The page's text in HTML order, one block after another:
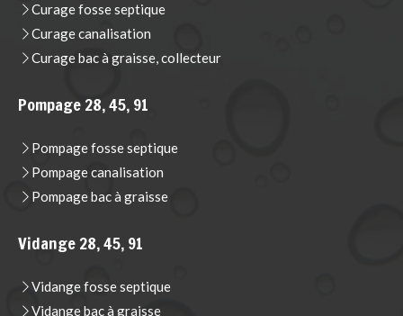
Curage fosse septique
Curage canalisation
Curage bac à graisse, collecteur
Pompage 28, 45, 91
Pompage fosse septique
Pompage canalisation
Pompage bac à graisse
Vidange 28, 45, 91
Vidange fosse septique
Vidange bac à graisse